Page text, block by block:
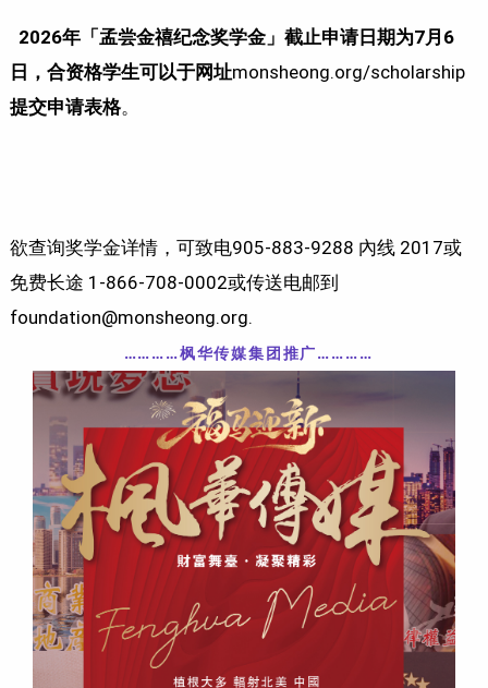
2026年「孟尝金禧纪念奖学金」截止申请日期为7月6
日，合资格学生可以于网址monsheong.org/scholarship
提交申请表格。
欲查询奖学金详情，可致电905-883-9288 內线 2017或
免费长途 1-866-708-0002或传送电邮到
foundation@monsheong.org.
…………枫华传媒集团推广…………